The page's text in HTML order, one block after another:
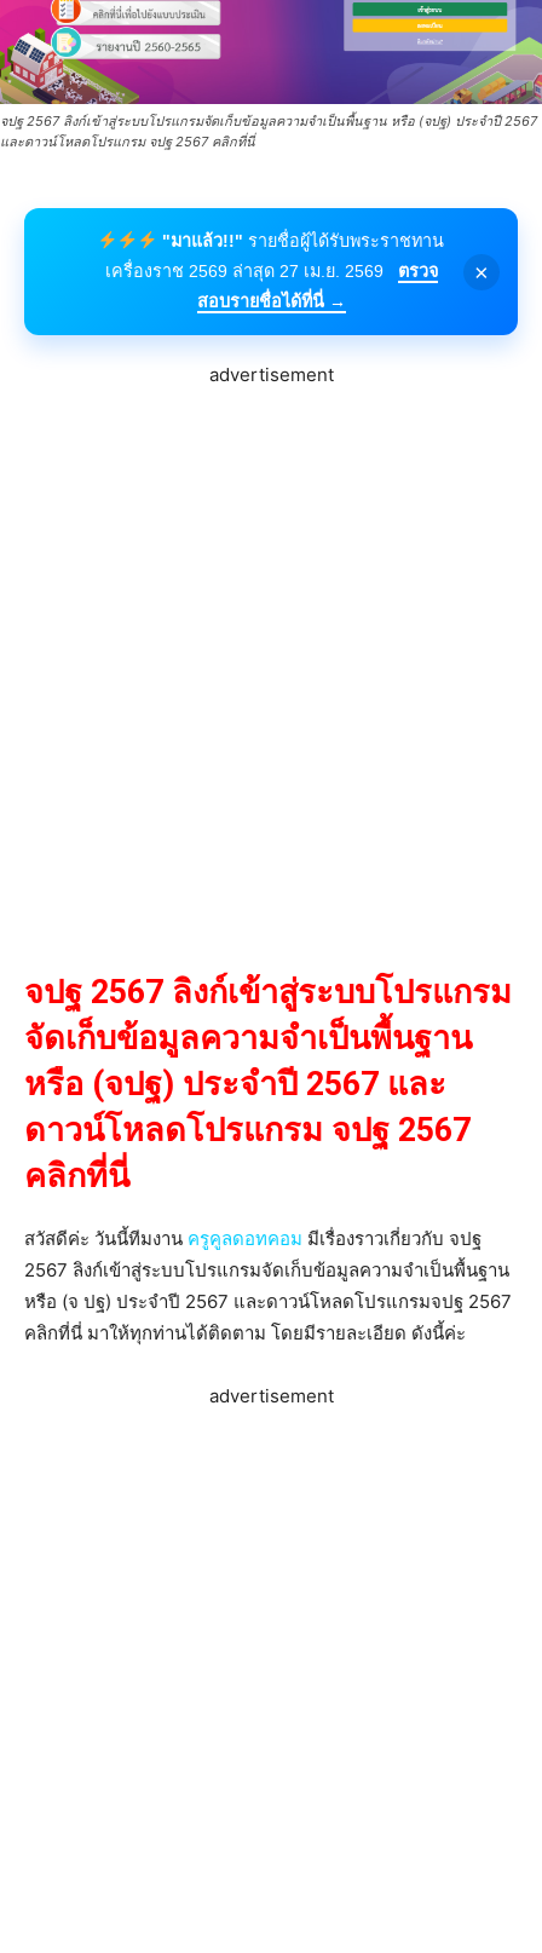
จปฐ 2567 ลิงก์เข้าสู่ระบบโปรแกรมจัดเก็บข้อมูลความจำเป็นพื้นฐาน หรือ (จปฐ) ประจำปี 2567
และดาวน์โหลดโปรแกรม จปฐ 2567 คลิกที่นี่
"มาแล้ว!!" รายชื่อผู้ได้รับพระราชทาน
เครื่องราช 2569 ล่าสุด 27 เม.ย. 2569
ตรวจ
สอบรายชื่อได้ที่นี่ →
×
advertisement
จปฐ 2567 ลิงก์เข้าสู่ระบบโปรแกรม
จัดเก็บข้อมูลความจำเป็นพื้นฐาน
หรือ (จปฐ) ประจำปี 2567 และ
ดาวน์โหลดโปรแกรม จปฐ 2567
คลิกที่นี่
สวัสดีค่ะ วันนี้ทีมงาน ครูคูลดอทคอม มีเรื่องราวเกี่ยวกับ จปฐ
2567 ลิงก์เข้าสู่ระบบโปรแกรมจัดเก็บข้อมูลความจำเป็นพื้นฐาน
หรือ (จ ปฐ) ประจำปี 2567 และดาวน์โหลดโปรแกรมจปฐ 2567
คลิกที่นี่ มาให้ทุกท่านได้ติดตาม โดยมีรายละเอียด ดังนี้ค่ะ
advertisement